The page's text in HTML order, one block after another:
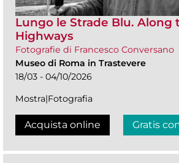
Lungo le Strade Blu. Along
Highways
Fotografie di Francesco Conversano
Museo di Roma in Trastevere
18/03 - 04/10/2026
Mostra|Fotografia
Acquista online Gratis